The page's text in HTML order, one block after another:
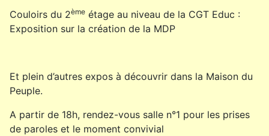
Couloirs du 2ème étage au niveau de la CGT Educ :
Exposition sur la création de la MDP
Et plein d’autres expos à découvrir dans la Maison du
Peuple.
A partir de 18h, rendez-vous salle n°1 pour les prises
de paroles et le moment convivial